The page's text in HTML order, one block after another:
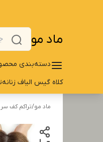
ماد مو
دسته‌بندی
کلاه گیس الیاف زنانه
ماد مو/تراکم کف سر